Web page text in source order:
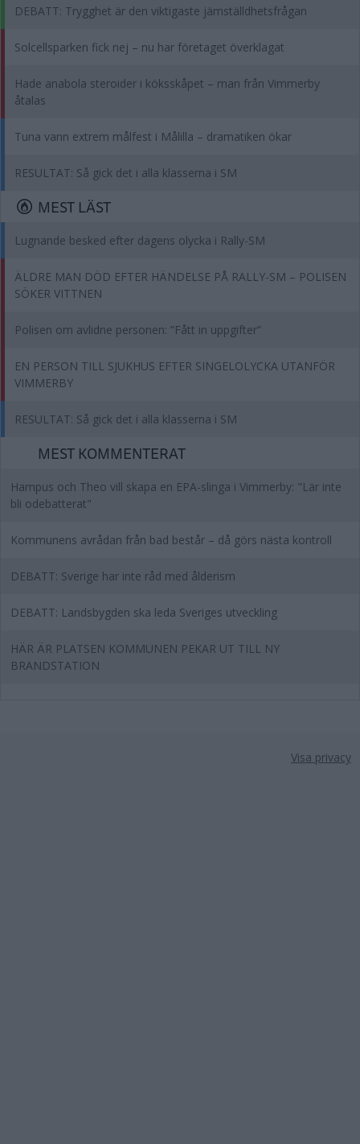
DEBATT: Trygghet är den viktigaste jämställdhetsfrågan
Solcellsparken fick nej – nu har företaget överklagat
Hade anabola steroider i köksskåpet – man från Vimmerby
åtalas
Tuna vann extrem målfest i Målilla – dramatiken ökar
RESULTAT: Så gick det i alla klasserna i SM
MEST LÄST
Lugnande besked efter dagens olycka i Rally-SM
ÄLDRE MAN DÖD EFTER HÄNDELSE PÅ RALLY-SM – POLISEN
SÖKER VITTNEN
Polisen om avlidne personen: ”Fått in uppgifter”
EN PERSON TILL SJUKHUS EFTER SINGELOLYCKA UTANFÖR
VIMMERBY
RESULTAT: Så gick det i alla klasserna i SM
MEST KOMMENTERAT
Hampus och Theo vill skapa en EPA-slinga i Vimmerby: "Lär inte
bli odebatterat"
Kommunens avrådan från bad består – då görs nästa kontroll
DEBATT: Sverige har inte råd med ålderism
DEBATT: Landsbygden ska leda Sveriges utveckling
HÄR ÄR PLATSEN KOMMUNEN PEKAR UT TILL NY
BRANDSTATION
Visa privacy